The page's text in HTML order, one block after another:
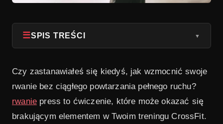
☰SPIS TREŚCI ▼
2 Jak wykonać snatch press – krok po kroku
3
Dlaczego snatch press powinien znaleźć się w
Czy zastanawiałeś się kiedyś, jak wzmocnić swoje
rwanie bez ciągłego powtarzania pełnego ruchu?
rwanie press to ćwiczenie, które może okazać się
brakującym elementem w Twoim treningu CrossFit.